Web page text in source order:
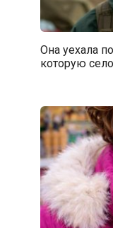
Она уехала
которую